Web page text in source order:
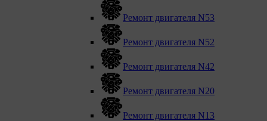
Ремонт двигателя N53
Ремонт двигателя N52
Ремонт двигателя N42
Ремонт двигателя N20
Ремонт двигателя N13